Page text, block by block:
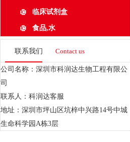
临床试剂盒
食品,水
联系我们 Contact us
公司名称：深圳市科润达生物工程有限公
司
联系人：科润达客服
地址：深圳市坪山区坑梓中兴路14号中城
生命科学园A栋3层